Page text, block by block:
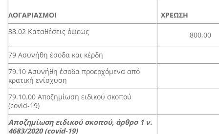
ΛΟΓΑΡΙΑΣΜΟΙ
38.02 Καταθέσεις όψεως
800,00
79 Ασυνήθη έσοδα και κέρδη
79.10 Ασυνήθη έσοδα προερχόμενα από
κρατική ενίσχυση
79.10.00 Αποζημίωση ειδικού σκοπού
(covid-19)
Αποζημίωση ειδικού σκοπού, άρθρο 1 ν.
4683/2020 (covid-19)